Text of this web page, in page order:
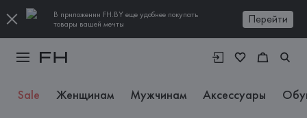
В приложении FH.BY еще удобнее покупать
товары вашей мечты
Перейти
Sale Женщинам Мужчинам Аксессуары